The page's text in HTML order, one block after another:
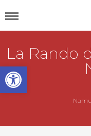
La Rando
Open toolbar